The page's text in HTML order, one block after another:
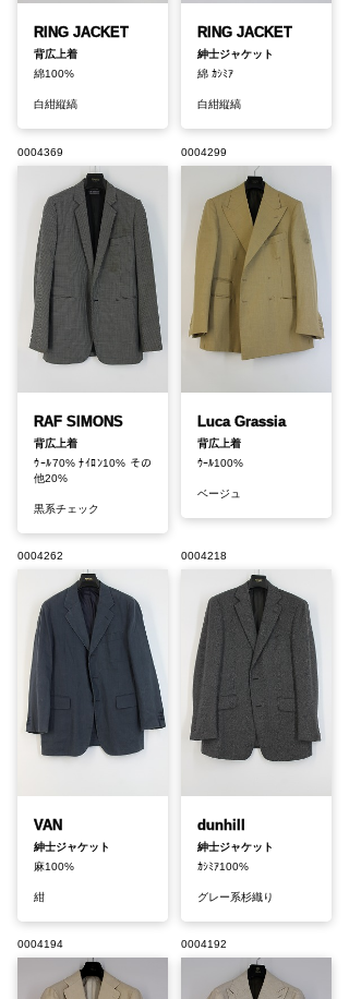
RING JACKET
背広上着
綿100%
白紺縦縞
RING JACKET
紳士ジャケット
綿 ｶｼﾐｱ
白紺縦縞
0004369
RAF SIMONS
背広上着
ｳｰﾙ70% ﾅｲﾛﾝ10% その
他20%
黒系チェック
0004299
Luca Grassia
背広上着
ｳｰﾙ100%
ベージュ
0004262
VAN
紳士ジャケット
麻100%
紺
0004218
dunhill
紳士ジャケット
ｶｼﾐｱ100%
グレー系杉織り
0004194 0004192